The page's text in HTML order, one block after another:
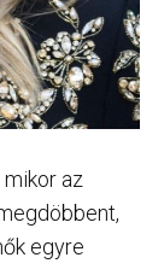
az
egyre